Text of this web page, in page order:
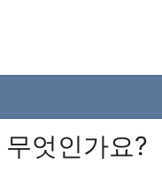
엇인가요?